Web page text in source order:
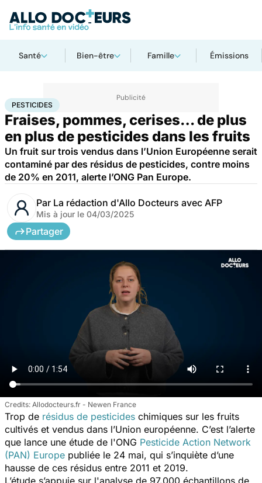
Santé Bien-être Famille Émissions
AccueilBien-être Pesticides
PESTICIDES
Fraises, pommes, cerises… de plus
en plus de pesticides dans les fruits
Un fruit sur trois vendus dans l’Union Européenne serait
contaminé par des résidus de pesticides, contre moins
de 20% en 2011, alerte l’ONG Pan Europe.
Par La rédaction d'Allo Docteurs avec AFP
Mis à jour le 04/03/2025
Partager
Allodocteurs.fr - Newen France
Trop de résidus de pesticides chimiques sur les fruits
cultivés et vendus dans l’Union européenne. C’est l’alerte
que lance une étude de l'ONG Pesticide Action Network
(PAN) Europe publiée le 24 mai, qui s’inquiète d’une
hausse de ces résidus entre 2011 et 2019.
L’étude s’appuie sur l'analyse de 97.000 échantillons de